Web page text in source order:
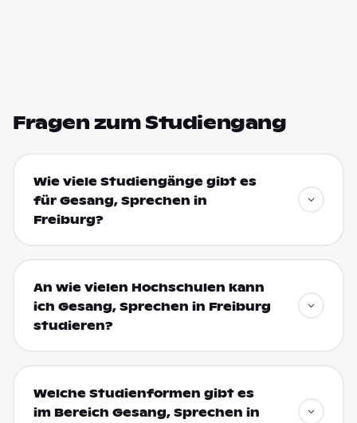
Fragen zum Studiengang
Wie viele Studiengänge gibt es
für Gesang, Sprechen in
Freiburg?
An wie vielen Hochschulen kann
ich Gesang, Sprechen in Freiburg
studieren?
Welche Studienformen gibt es
im Bereich Gesang, Sprechen in